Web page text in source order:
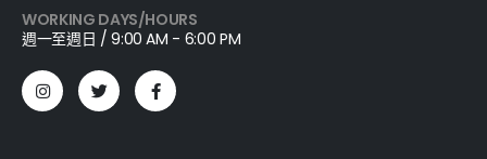
WORKING DAYS/HOURS
週一至週日 / 9:00 AM - 6:00 PM